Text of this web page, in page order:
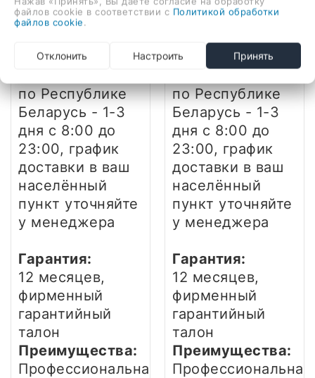
1 699,00 руб.
Доставка:
ежедневно
по Республике
Беларусь - 1-3
дня с 8:00 до
23:00, график
доставки в ваш
населённый
пункт уточняйте
у менеджера
Гарантия:
12 месяцев,
фирменный
гарантийный
талон
Преимущества:
Профессиональная
1 290,00 руб.
Доставка:
по г. Минску -
ежедневнос
по Республике
Беларусь - 1-3
дня с 8:00 до
23:00, график
доставки в ваш
населённый
пункт уточняйте
у менеджера
Гарантия:
12 месяцев,
фирменный
гарантийный
талон
Преимущества:
Профессиональная
файлов cookie в соответствии с Политикой обработки
файлов cookie.
Отклонить Настроить Принять